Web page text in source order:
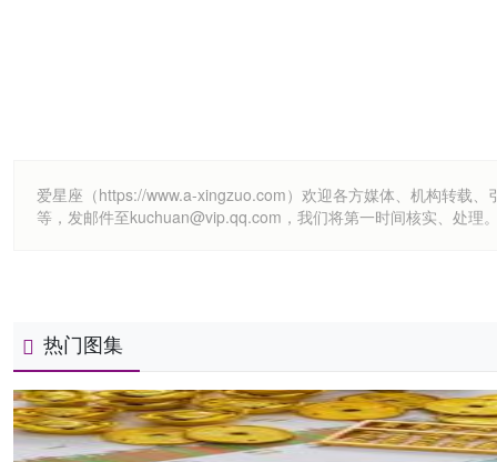
爱星座（https://www.a-xingzuo.com）欢迎各方媒体、机构转载
等，发邮件至kuchuan@vip.qq.com，我们将第一时间核实、处理
热门图集